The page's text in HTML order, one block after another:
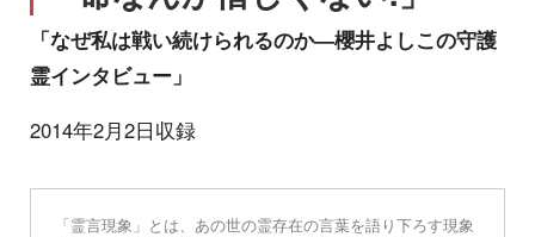
「なぜ私は戦い続けられるのか―櫻井よしこの守護
霊インタビュー」
2014年2月2日収録
「霊言現象」とは、あの世の霊存在の言葉を語り下ろす現象